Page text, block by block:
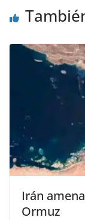
Irán
Ormuz